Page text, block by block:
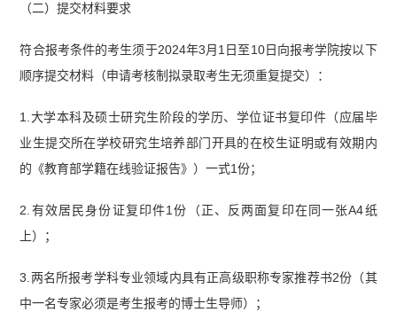
（二）提交材料要求
符合报考条件的考生须于2024年3月1日至10日向报考学院按以下
顺序提交材料（申请考核制拟录取考生无须重复提交）：
1.大学本科及硕士研究生阶段的学历、学位证书复印件（应届毕
业生提交所在学校研究生培养部门开具的在校生证明或有效期内
的《教育部学籍在线验证报告》）一式1份；
2.有效居民身份证复印件1份（正、反两面复印在同一张A4纸
上）；
3.两名所报考学科专业领域内具有正高级职称专家推荐书2份（其
中一名专家必须是考生报考的博士生导师）；